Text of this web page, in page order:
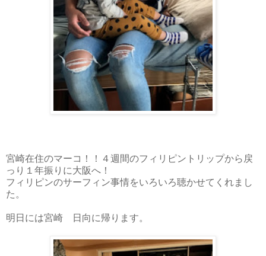
宮崎在住のマーコ！！４週間のフィリピントリップから戻
っり１年振りに大阪へ！
フィリピンのサーフィン事情をいろいろ聴かせてくれまし
た。
明日には宮崎 日向に帰ります。